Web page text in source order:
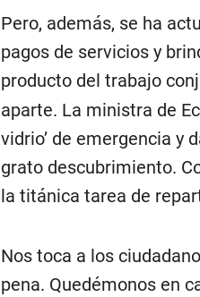
Pero, además, se ha
pagos de servicios y
producto del trabajo
aparte. La ministra de
vidrio’ de emergencia y
grato descubrimiento.
la titánica tarea de
Nos toca a los
pena. Quedémonos en